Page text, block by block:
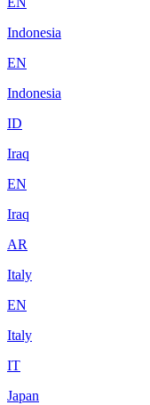
Indonesia
EN
Indonesia
ID
Iraq
EN
Iraq
AR
Italy
EN
Italy
IT
Japan